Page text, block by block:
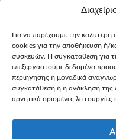
Για να παρέχουμε την καλύτερη
cookies για την αποθήκευση ή/
συσκευών. Η συγκατάθεση για
επεξεργαστούμε δεδομένα
περιήγησης ή μοναδικά
συγκατάθεση ή η ανάκληση της
αρνητικά ορισμένες λειτουργίες
Ολοκλήρωση Παραγγελίας
Blog
ΑΚΟΛΟΥΘΗΣΤΕ ΜΑΣ
Instagram
FaceBook